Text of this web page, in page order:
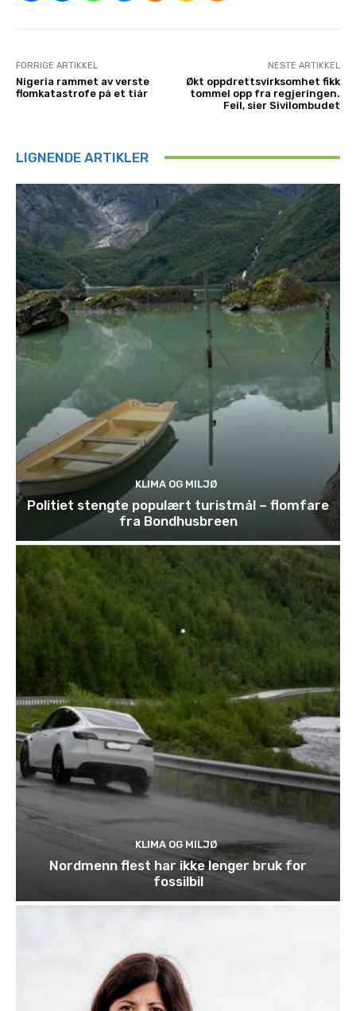
FORRIGE ARTIKKEL
Nigeria rammet av verste
flomkatastrofe på et tiår
NESTE ARTIKKEL
Økt oppdrettsvirksomhet fikk
tommel opp fra regjeringen.
Feil, sier Sivilombudet
LIGNENDE ARTIKLER
KLIMA OG MILJØ
Politiet stengte populært turistmål – flomfare
fra Bondhusbreen
KLIMA OG MILJØ
Nordmenn flest har ikke lenger bruk for
fossilbil